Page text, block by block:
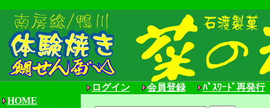
ログイン 会員登録
ﾊﾟｽﾜｰﾄﾞ再発行
HOME